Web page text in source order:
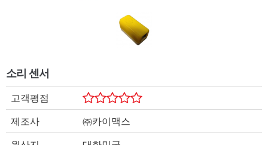
소리 센서
고객평점
제조사
㈜카이맥스